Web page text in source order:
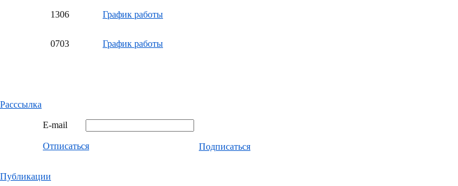
1306 График работы
0703 График работы
Расссылка
E-mail
Отписаться Подписаться
Публикации